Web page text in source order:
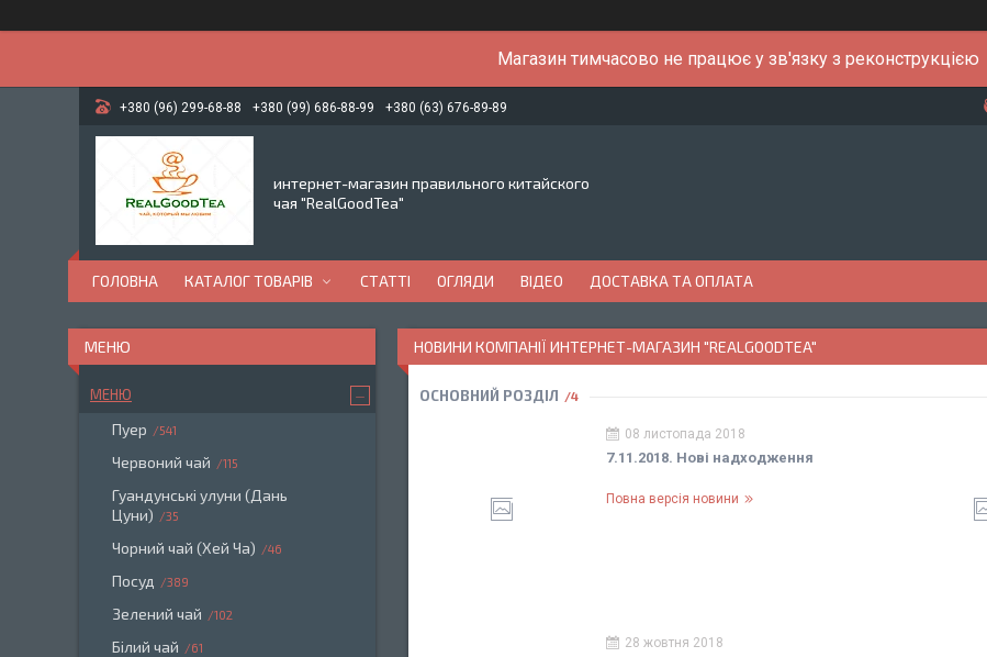
Магазин тимчасово не працює у зв'язку з реконструкцією
+380 (96) 299-68-88 +380 (99) 686-88-99 +380 (63) 676-89-89
интернет-магазин правильного китайского
чая "RealGoodTea"
ГОЛОВНА КАТАЛОГ ТОВАРІВ СТАТТІ ОГЛЯДИ ВІДЕО ДОСТАВКА ТА ОПЛАТА
НОВИНИ КОМПАНІЇ ИНТЕРНЕТ-МАГАЗИН "REALGOODTEA"
ОСНОВНИЙ РОЗДІЛ 4
08 листопада 2018
7.11.2018. Нові надходження
Повна версія новини
28 жовтня 2018
МЕНЮ
Пуер 541
Червоний чай 115
Гуандунські улуни (Дань
Цуни)
35
Чорний чай (Хей Ча) 46
Посуд 389
Зелений чай 102
Білий чай 61